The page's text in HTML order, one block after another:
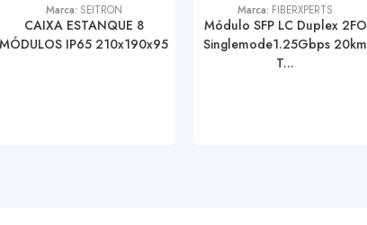
Marca: SEITRON
CAIXA ESTANQUE 8
MÓDULOS IP65 210x190x95
Marca: FIBERXPERTS
Módulo SFP LC Duplex 2FO
Singlemode1.25Gbps 20km
T...